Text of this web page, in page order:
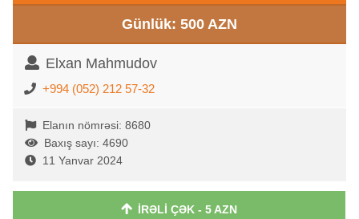
Günlük: 500 AZN
Elxan Mahmudov
+994 (052) 212 57-32
Elanın nömrəsi: 8680
Baxış sayı: 4690
11 Yanvar 2024
İRƏLİ ÇƏK - 5 AZN